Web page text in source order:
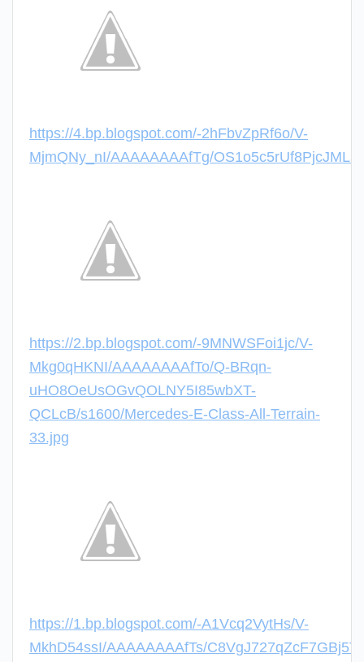
https://4.bp.blogspot.com/-2hFbvZpRf6o/V-
MjmQNy_nI/AAAAAAAAfTg/
https://2.bp.blogspot.com/-9MNWSFoi1jc/V-
Mkg0qHKNI/AAAAAAAAfTo/Q-BRqn-
uHO8OeUsOGvQOLNY5I85wbXT-
QCLcB/s1600/Mercedes-E-Class-All-Terrain-
33.jpg
https://1.bp.blogspot.com/-A1Vcq2VytHs/V-
MkhD54ssI/AAAAAAAAfTs/